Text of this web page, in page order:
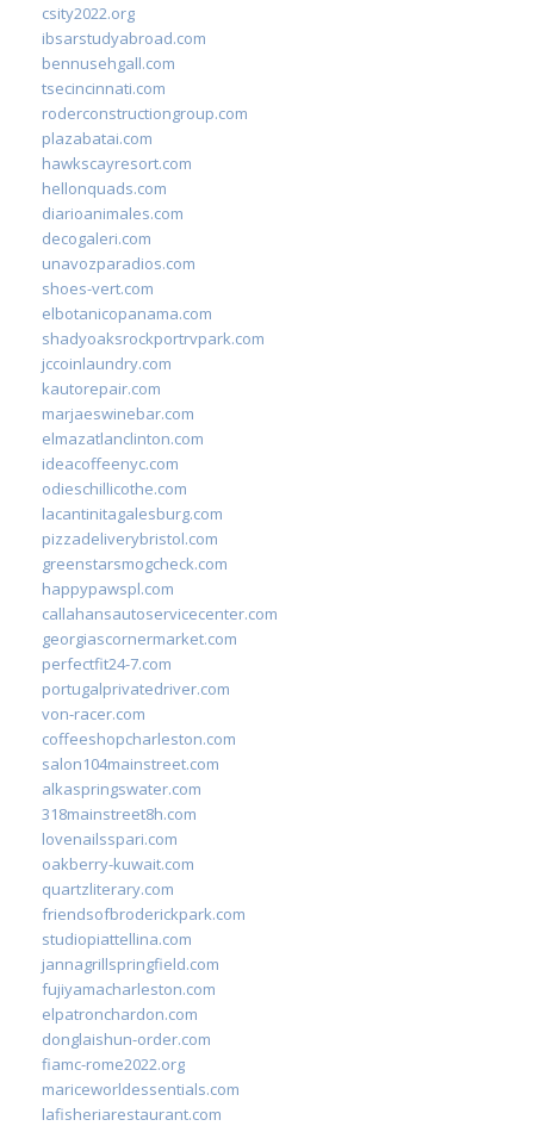
csity2022.org
ibsarstudyabroad.com
bennusehgall.com
tsecincinnati.com
roderconstructiongroup.com
plazabatai.com
hawkscayresort.com
hellonquads.com
diarioanimales.com
decogaleri.com
unavozparadios.com
shoes-vert.com
elbotanicopanama.com
shadyoaksrockportrvpark.com
jccoinlaundry.com
kautorepair.com
marjaeswinebar.com
elmazatlanclinton.com
ideacoffeenyc.com
odieschillicothe.com
lacantinitagalesburg.com
pizzadeliverybristol.com
greenstarsmogcheck.com
happypawspl.com
callahansautoservicecenter.com
georgiascornermarket.com
perfectfit24-7.com
portugalprivatedriver.com
von-racer.com
coffeeshopcharleston.com
salon104mainstreet.com
alkaspringswater.com
318mainstreet8h.com
lovenailsspari.com
oakberry-kuwait.com
quartzliterary.com
friendsofbroderickpark.com
studiopiattellina.com
jannagrillspringfield.com
fujiyamacharleston.com
elpatronchardon.com
donglaishun-order.com
fiamc-rome2022.org
mariceworldessentials.com
lafisheriarestaurant.com